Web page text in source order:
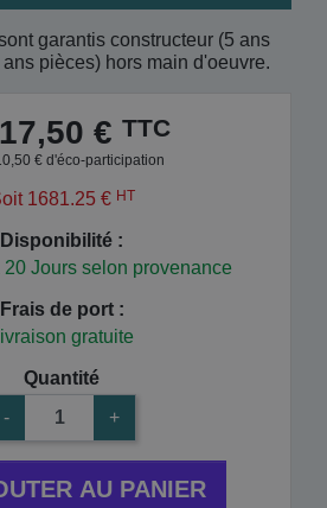
garantis constructeur (5 ans
pièces) hors main d'oeuvre.
€ TTC
€ d'éco-participation
1681.25 € HT
Disponibilité :
20 Jours selon provenance
Frais de port :
gratuite
Quantité
-
+
AU PANIER